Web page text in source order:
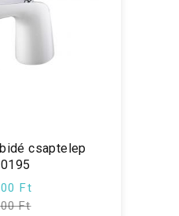
csaptelep
Ft
Ft